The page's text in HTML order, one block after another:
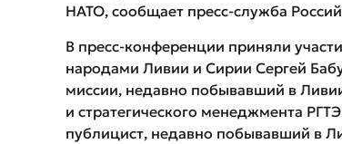
НАТО, сообщает пресс-служба
В пресс-конференции приняли
народами Ливии и Сирии Сергей
миссии, недавно побывавший в
и стратегического менеджмента
публицист, недавно побывавший в